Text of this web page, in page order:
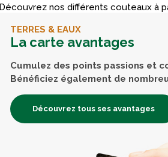
Découvrez nos différents couteaux à
TERRES & EAUX
La carte avantages
Cumulez des points passions et
Bénéficiez également de
Découvrez tous ses avantages